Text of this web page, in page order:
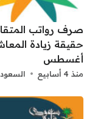
أغسطس
منذ 4 أسابيع